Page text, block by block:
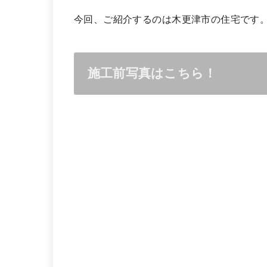
今回、ご紹介するのは木更津市の住宅です。
施工前写真はこちら！